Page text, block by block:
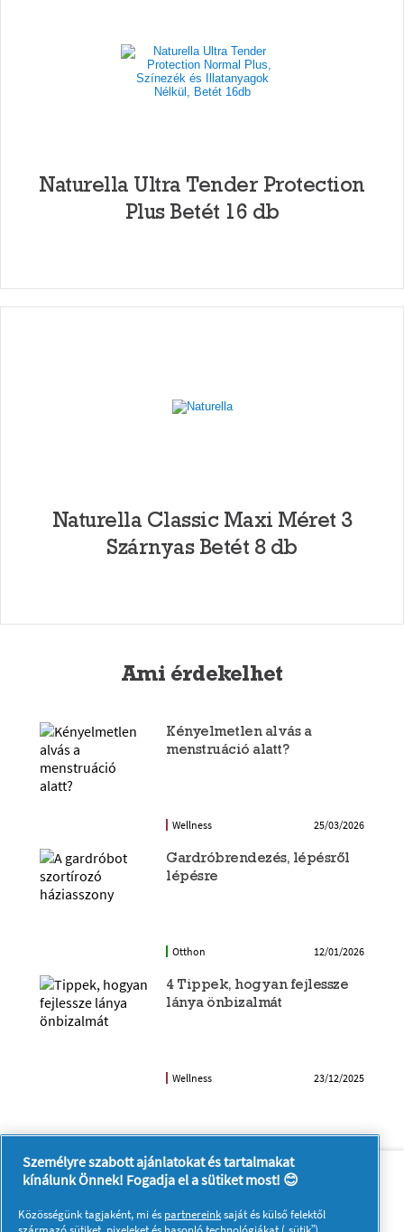
Naturella Ultra Tender Protection
Plus Betét 16 db
Naturella Classic Maxi Méret 3
Szárnyas Betét 8 db
Ami érdekelhet
Kényelmetlen alvás a
menstruáció alatt?
Wellness 25/03/2026
Gardróbrendezés, lépésről
lépésre
Otthon 12/01/2026
4 Tippek, hogyan fejlessze
lánya önbizalmát
Wellness 23/12/2025
Rólunk
Kapcsolatfelvétel
A pg.com felkeresése
Személyre szabott ajánlatokat és tartalmakat
kínálunk Önnek! Fogadja el a sütiket most! 😊
Közösségünk tagjaként, mi és partnereinksaját és külső felektől